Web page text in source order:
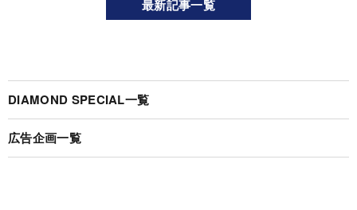
最新記事一覧
DIAMOND SPECIAL一覧
広告企画一覧